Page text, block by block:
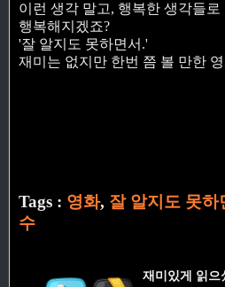
이런 생각 말고, 행복한 생각들
행복해지겠죠?
'잘 알지도 못하면서.'
재미는 없지만 한번 쯤 볼 만한
Tags : 영화, 잘 알지도 못하
수
재미있게 읽으